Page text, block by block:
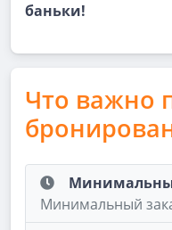
баньки!
Что важно
Минимальный